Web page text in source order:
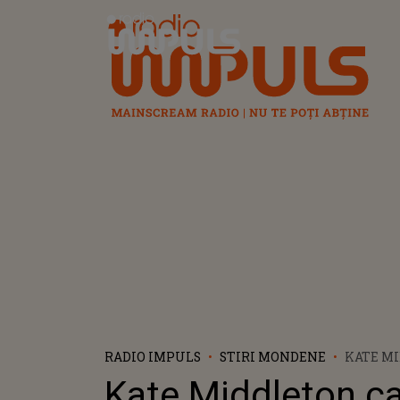
Radio Impuls
RADIO IMPULS STIRI MONDENE
KATE
PENTRU